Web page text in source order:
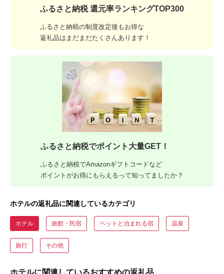
ふるさと納税 還元率ランキングTOP300
ふるさと納税の制度改定後もお得な
返礼品はまだまだたくさんあります！
ふるさと納税でポイント大量GET！
ふるさと納税でAmazonギフトコードなど
ポイントがお得にもらえるって知ってましたか？
ホテルの返礼品に関連しているカテゴリ
ホテル 旅館・民宿 ペットと泊まれる宿 温泉
旅行 その他